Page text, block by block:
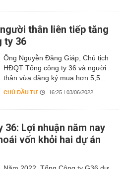
thân liên tiếp tăng
ty 36
Ông Nguyễn Đăng Giáp, Chủ tịch
HĐQT Tổng công ty 36 và người
thân vừa đăng ký mua hơn 5,5...
CHỦ ĐẦU TƯ 16:25 | 03/06/2022
Lợi nhuận năm nay
vốn khỏi hai dự án